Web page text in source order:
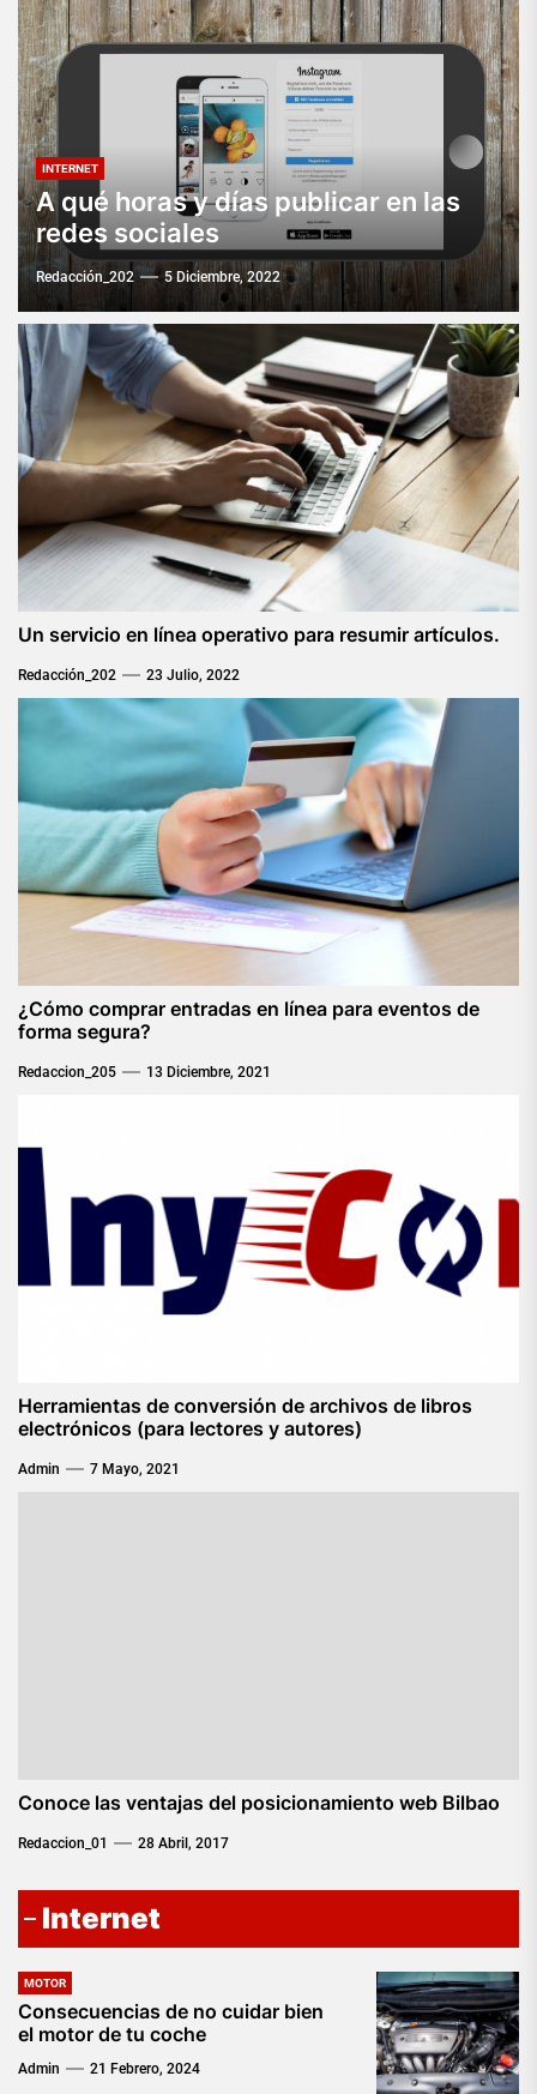
INTERNET
A qué horas y días publicar en las
redes sociales
Redacción_202 5 Diciembre, 2022
Un servicio en línea operativo para resumir artículos.
Redacción_202 23 Julio, 2022
¿Cómo comprar entradas en línea para eventos de
forma segura?
Redaccion_205 13 Diciembre, 2021
Herramientas de conversión de archivos de libros
electrónicos (para lectores y autores)
Admin 7 Mayo, 2021
Conoce las ventajas del posicionamiento web Bilbao
Redaccion_01 28 Abril, 2017
Internet
MOTOR
Consecuencias de no cuidar bien
el motor de tu coche
Admin 21 Febrero, 2024